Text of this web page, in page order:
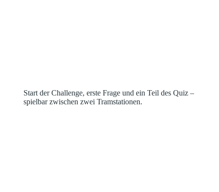
Start der Challenge, erste Frage und ein Teil des Quiz –
spielbar zwischen zwei Tramstationen.